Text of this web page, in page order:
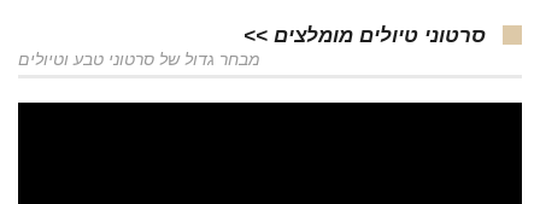
סרטוני טיולים מומלצים >>
מבחר גדול של סרטוני טבע וטיולים